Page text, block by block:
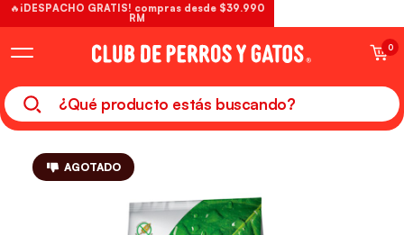
0
AGOTADO
🔥¡DESPACHO GRATIS! compras desde $39.990
RM